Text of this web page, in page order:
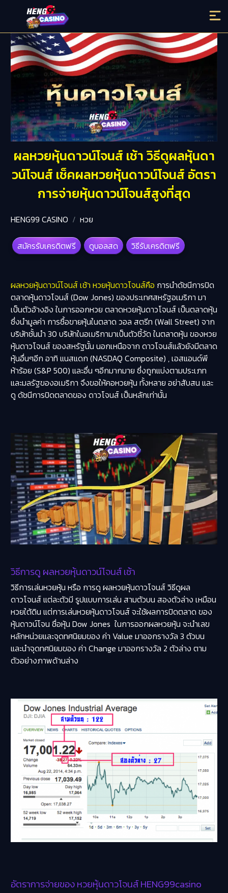
ผลหวยหุ้นดาวน์โจนส์ เช้า วิธีดูผลหุ้นดา
วน์โจนส์ เช็คผลหวยหุ้นดาวน์โจนส์ อัตรา
การจ่ายหุ้นดาวน์โจนส์สูงที่สุด
HENG99 CASINO หวย
สมัครรับเครดิตฟรี ดูบอลสด วิธีรับเครดิตฟรี
ผลหวยหุ้นดาวน์โจนส์ เช้า หวยหุ้นดาวโจนส์คือ การนำดัชนีการปิด
ตลาดหุ้นดาวโจนส์ (Dow Jones) ของประเทศสหรัฐอเมริกา มา
เป็นตัวอ้างอิง ในการออกหวย ตลาดหวยหุ้นดาวโจนส์ เป็นตลาดหุ้น
ซึ่งนำมูลค่า การซื้อขายหุ้นในตลาด วอล สตรีท (Wall Street) จาก
บริษัทชั้นนำ 30 บริษัทในอเมริกามาเป็นตัวชี้วัด ในตลาดหุ้น ของหวย
หุ้นดาวโจนส์ ของสหรัฐนั้น นอกเหนือจาก ดาวโจนส์แล้วยังมีตลาด
หุ้นอื่นๆอีก อาทิ แนสแดก (NASDAQ Composite) , เอสแอนด์พี
ห้าร้อย (S&P 500) และอื่น ๆอีกมากมาย ซึ่งถูกแบ่งตามประเภท
และมลรัฐของอเมริกา จึงขอให้คอหวยหุ้น ทั้งหลาย อย่าสับสน และ
ดู ดัชนีการปิดตลาดของ ดาวโจนส์ เป็นหลักเท่านั้น
วิธีการดู ผลหวยหุ้นดาวน์โจนส์ เช้า
วิธีการเล่นหวยหุ้น หรือ การดู ผลหวยหุ้นดาวโจนส์ วิธีดูผล
ดาวโจนส์ แต่ละตัวมี รูปแบบการเล่น สามตัวบน สองตัวล่าง เหมือน
หวยใต้ดิน แต่การเล่นหวยหุ้นดาวโจนส์ จะใช้ผลการปิดตลาด ของ
หุ้นดาวน์โจน ชื่อหุ้น Dow Jones ในการออกผลหวยหุ้น จะนำเลข
หลักหน่วยและจุดทศนิยมของ ค่า Value มาออกรางวัล 3 ตัวบน
และนำจุดทศนิยมของ ค่า Change มาออกรางวัล 2 ตัวล่าง ตาม
ตัวอย่างภาพด้านล่าง
อัตราการจ่ายของ หวยหุ้นดาวโจนส์ HENG99casino